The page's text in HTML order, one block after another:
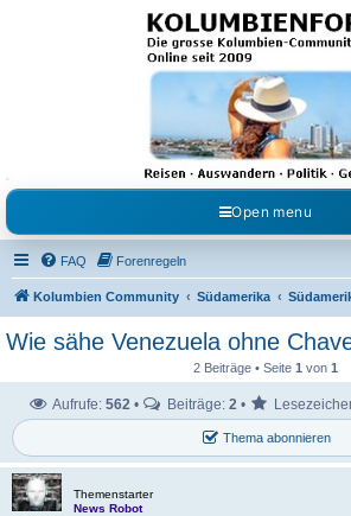
Kolumbienforum - Das
grosse Forum der
Freunde Kolumbiens
Reisen, Auswandern, Kultur, Politik, Geschichte und Visum
Austausch, Erfahrungen und Gemeinschaft im
Open menu
FAQ Forenregeln
Kolumbien Community Südamerika
Wie sähe Venezuela ohne
2 Beiträge • Seite 1 von 1
Thema abonnieren
Aufrufe: 562 • Beiträge: 2 •
Themenstarter
News Robot